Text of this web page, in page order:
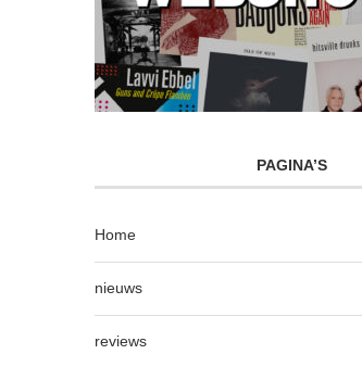
PAGINA’S
Home
nieuws
reviews